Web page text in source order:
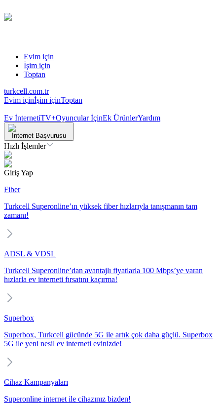
Evim için
İşim için
Toptan
turkcell.com.tr
Evim içinİşim içinToptan
Ev İnternetiTV+Oyuncular İçinEk ÜrünlerYardım
İnternet Başvurusu
Hızlı İşlemler
Giriş Yap
Fiber
Turkcell Superonline’ın yüksek fiber hızlarıyla tanışmanın tam
zamanı!
ADSL & VDSL
Turkcell Superonline’dan avantajlı fiyatlarla 100 Mbps’ye varan
hızlarla ev interneti fırsatını kaçırma!
Superbox
Superbox, Turkcell gücünde 5G ile artık çok daha güçlü. Superbox
5G ile yeni nesil ev interneti evinizde!
Cihaz Kampanyaları
Superonline internet ile cihazınız bizden!